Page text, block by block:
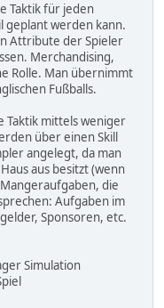
Taktik für jeden
geplant werden kann.
Attribute der Spieler
Merchandising,
Rolle. Man übernimmt
Fußballs.
Taktik mittels weniger
über einen Skill
angelegt, da man
aus besitzt (wenn
die
Aufgaben im
Sponsoren, etc.
Simulation